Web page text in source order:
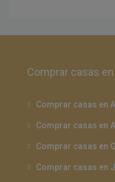
Comprar casas
Comprar casas en
Comprar casas en
Comprar casas en
Comprar casas en